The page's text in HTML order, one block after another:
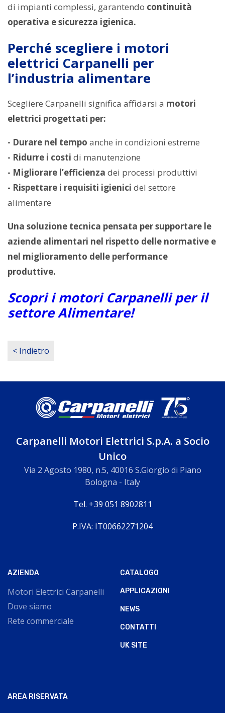
di impianti complessi, garantendo continuità
operativa e sicurezza igienica.
Perché scegliere i motori
elettrici Carpanelli per
l’industria alimentare
Scegliere Carpanelli significa affidarsi a motori
elettrici progettati per:
- Durare nel tempo anche in condizioni estreme
- Ridurre i costi di manutenzione
- Migliorare l’efficienza dei processi produttivi
- Rispettare i requisiti igienici del settore
alimentare
Una soluzione tecnica pensata per supportare le
aziende alimentari nel rispetto delle normative e
nel miglioramento delle performance
produttive.
Scopri i motori Carpanelli per il
settore Alimentare!
< Indietro
Carpanelli Motori Elettrici S.p.A. a Socio
Unico
Via 2 Agosto 1980, n.5, 40016 S.Giorgio di Piano
Bologna - Italy
Tel. +39 051 8902811
P.IVA: IT00662271204
AZIENDA
Motori Elettrici Carpanelli
Dove siamo
Rete commerciale
CATALOGO
APPLICAZIONI
NEWS
CONTATTI
UK SITE
AREA RISERVATA